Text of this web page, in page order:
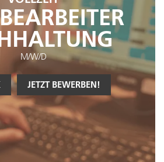
M/W/D
JETZT BEWERBEN!